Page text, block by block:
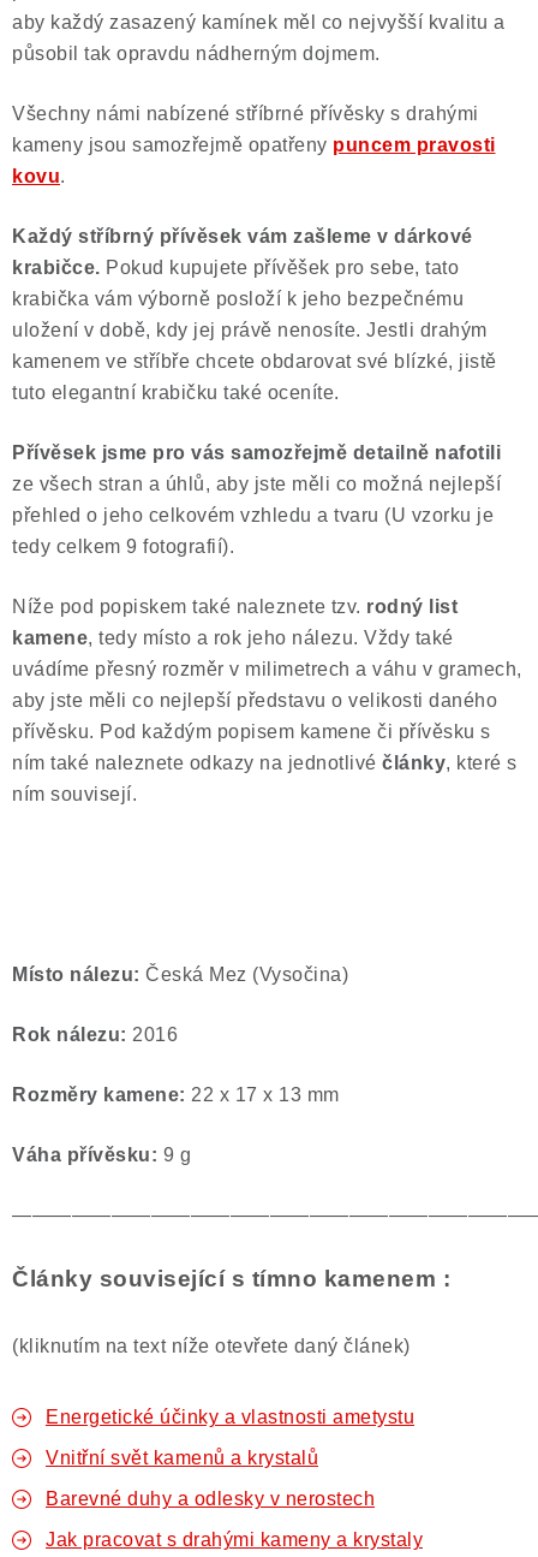
aby každý zasazený kamínek měl co nejvyšší kvalitu a
působil tak opravdu nádherným dojmem.
Všechny námi nabízené stříbrné přívěsky s drahými
kameny jsou samozřejmě opatřeny puncem pravosti
kovu.
Každý stříbrný přívěsek vám zašleme v dárkové
krabičce. Pokud kupujete přívěšek pro sebe, tato
krabička vám výborně posloží k jeho bezpečnému
uložení v době, kdy jej právě nenosíte. Jestli drahým
kamenem ve stříbře chcete obdarovat své blízké, jistě
tuto elegantní krabičku také oceníte.
Přívěsek jsme pro vás samozřejmě detailně nafotili
ze všech stran a úhlů, aby jste měli co možná nejlepší
přehled o jeho celkovém vzhledu a tvaru (U vzorku je
tedy celkem 9 fotografií).
Níže pod popiskem také naleznete tzv. rodný list
kamene, tedy místo a rok jeho nálezu. Vždy také
uvádíme přesný rozměr v milimetrech a váhu v gramech,
aby jste měli co nejlepší představu o velikosti daného
přívěsku. Pod každým popisem kamene či přívěsku s
ním také naleznete odkazy na jednotlivé články, které s
ním souvisejí.
Místo nálezu: Česká Mez (Vysočina)
Rok nálezu: 2016
Rozměry kamene: 22 x 17 x 13 mm
Váha přívěsku: 9 g
Články související s tímno kamenem :
(kliknutím na text níže otevřete daný článek)
Energetické účinky a vlastnosti ametystu
Vnitřní svět kamenů a krystalů
Barevné duhy a odlesky v nerostech
Jak pracovat s drahými kameny a krystaly